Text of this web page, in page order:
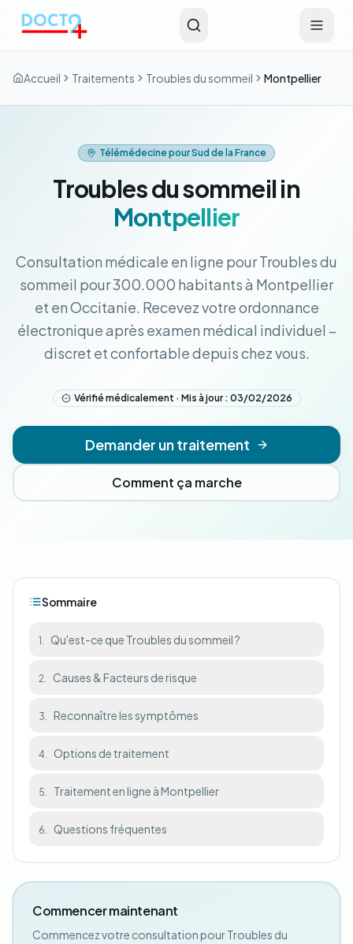
Accueil Traitements Troubles du sommeil Montpellier
Télémédecine pour Sud de la France
Troubles du sommeil in
Montpellier
Consultation médicale en ligne pour Troubles du
sommeil pour 300.000 habitants à Montpellier
et en Occitanie. Recevez votre ordonnance
électronique après examen médical individuel –
discret et confortable depuis chez vous.
Vérifié médicalement · Mis à jour : 03/02/2026
Demander un traitement
Comment ça marche
Sommaire
1. Qu'est-ce que Troubles du sommeil ?
2. Causes & Facteurs de risque
3. Reconnaître les symptômes
4. Options de traitement
5. Traitement en ligne à Montpellier
6. Questions fréquentes
Commencer maintenant
Commencez votre consultation pour Troubles du